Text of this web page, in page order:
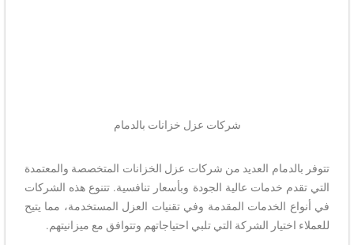
شركات عزل خزانات بالدمام
تتوفر بالدمام العديد من شركات عزل الخزانات المتخصصة والمعتمدة
التي تقدم خدمات عالية الجودة وبأسعار تنافسية. تتنوع هذه الشركات
في أنواع الخدمات المقدمة وفي تقنيات العزل المستخدمة، مما يتيح
للعملاء اختيار الشركة التي تلبي احتياجاتهم وتتوافق مع ميزانيتهم.